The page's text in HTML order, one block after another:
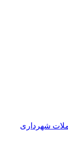
شهرداری